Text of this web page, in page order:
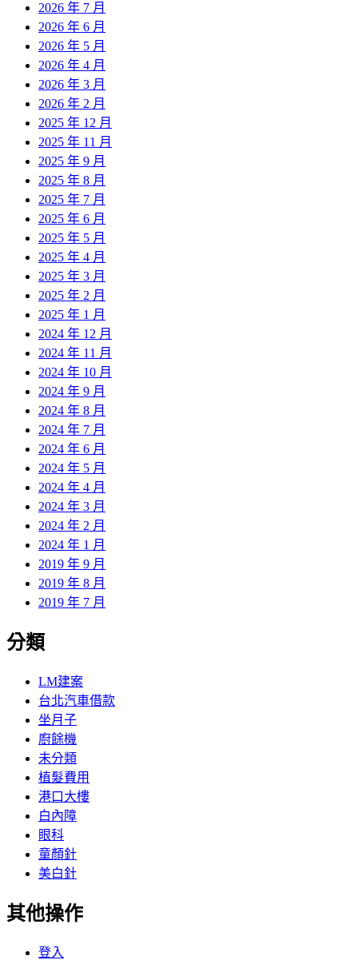
2026 年 7 月
2026 年 6 月
2026 年 5 月
2026 年 4 月
2026 年 3 月
2026 年 2 月
2025 年 12 月
2025 年 11 月
2025 年 9 月
2025 年 8 月
2025 年 7 月
2025 年 6 月
2025 年 5 月
2025 年 4 月
2025 年 3 月
2025 年 2 月
2025 年 1 月
2024 年 12 月
2024 年 11 月
2024 年 10 月
2024 年 9 月
2024 年 8 月
2024 年 7 月
2024 年 6 月
2024 年 5 月
2024 年 4 月
2024 年 3 月
2024 年 2 月
2024 年 1 月
2019 年 9 月
2019 年 8 月
2019 年 7 月
分類
LM建案
台北汽車借款
坐月子
廚餘機
未分類
植髮費用
港口大樓
白內障
眼科
童顏針
美白針
其他操作
登入